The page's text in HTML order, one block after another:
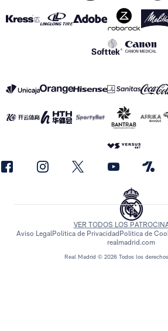
Real Madrid © 2026 Todos los
VER TODOS LOS
Aviso LegalPolítica de Privacidad Política de
realmadrid.com